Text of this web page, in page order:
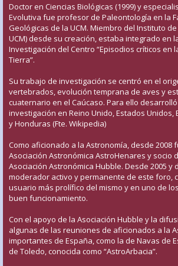
Doctor en Ciencias Biológicas (1999) y
Evolutiva fue profesor de Paleontología en la
Geológicas de la UCM. Miembro del Instituto de
UCM) desde su creación, estaba integrado en
Investigación del Centro “Episodios críticos en
Tierra”.
Su trabajo de investigación se centró en el
vertebrados, evolución temprana de aves y
cuaternario en el Caúcaso. Para ello
investigación en Reino Unido, Estados Unidos,
y Honduras (Fte. Wikipedia)
Como aficionado a la Astronomía, desde 2008
Asociación Astronómica AstroHenares y socio
Asociación Astronómica Hubble. Desde 2005 y
moderador activo y permanente de este foro,
usuario más prolífico del mismo y en uno de
buen funcionamiento.
Con el apoyo de la Asociación Hubble y la
algunas de las reuniones de aficionados a la
importantes de España, como la de Navas de
de Toledo, conocida como “AstroArbacia”.